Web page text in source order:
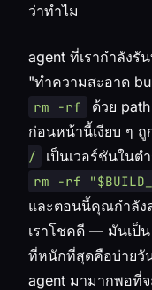
ว่าทำไม
agent ที่เรากำลังรั
"ทำความสะอาด
rm -rf
ด้วย
ก่อนหน้านี้เงียบ ๆ ถู
/
เป็นเวอร์ชันในต
rm -rf
และตอนนี้คุณกำลัง
เราโชคดี — มันเป็
ที่หนักที่สุดคือบ่ายวั
agent มามากพอที่